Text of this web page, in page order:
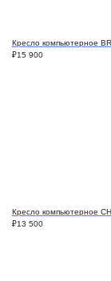
Кресло компьютерное
₽15 900
Кресло компьютерное
₽13 500